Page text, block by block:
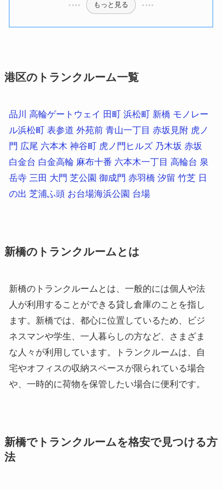
もっと見る
港区のトランクルーム一覧
品川 高輪ゲートウェイ 田町 浜松町 新橋 モノレー
ル浜松町
表参道 外苑前 青山一丁目 赤坂見附 虎ノ
門 広尾 六本木 神谷町 虎ノ門ヒルズ 乃木坂 赤坂
白金台 白金高輪 麻布十番 六本木一丁目 高輪台 泉
岳寺 三田 大門 芝公園 御成門 赤羽橋 汐留 竹芝 日
の出 芝浦ふ頭 お台場海浜公園 台場
新橋のトランクルームとは
新橋のトランクルームとは、一般的には個人や法
人が利用することができる貸し倉庫のことを指し
ます。新橋では、都心に位置しているため、ビジ
ネスマンや学生、一人暮らしの方など、さまざま
な人々が利用しています。トランクルームは、自
宅やオフィスの収納スペースが限られている場合
や、一時的に荷物を保管したい場合に便利です。
新橋でトランクルームを格安で見つける方
法